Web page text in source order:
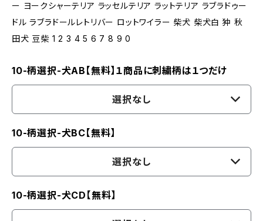
ー ヨークシャーテリア ラッセルテリア ラットテリア ラブラドゥー
ドル ラブラドールレトリバー ロットワイラー 柴犬 柴犬白 狆 秋
田犬 豆柴 1 2 3 4 5 6 7 8 9 0
10-柄選択-犬AB【無料】１商品に刺繍柄は１つだけ
選択なし
10-柄選択-犬BC【無料】
選択なし
10-柄選択-犬CD【無料】